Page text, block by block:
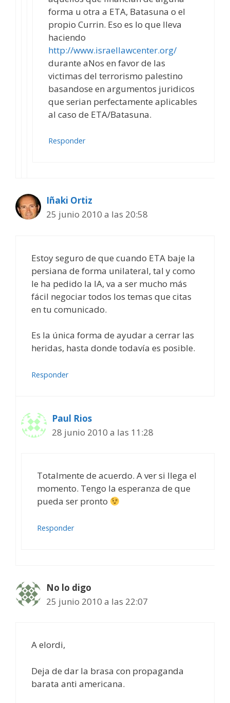
forma u otra a ETA, Batasuna o el
propio Currin. Eso es lo que lleva
haciendo
http://www.israellawcenter.org/
durante aNos en favor de las
victimas del terrorismo palestino
basandose en argumentos juridicos
que serian perfectamente aplicables
al caso de ETA/Batasuna.
Responder
Iñaki Ortiz
25 junio 2010 a las 20:58
Estoy seguro de que cuando ETA baje la
persiana de forma unilateral, tal y como
le ha pedido la IA, va a ser mucho más
fácil negociar todos los temas que citas
en tu comunicado.
Es la única forma de ayudar a cerrar las
heridas, hasta donde todavía es posible.
Responder
Paul Rios
28 junio 2010 a las 11:28
Totalmente de acuerdo. A ver si llega el
momento. Tengo la esperanza de que
pueda ser pronto
Responder
No lo digo
25 junio 2010 a las 22:07
A elordi,
Deja de dar la brasa con propaganda
barata anti americana.